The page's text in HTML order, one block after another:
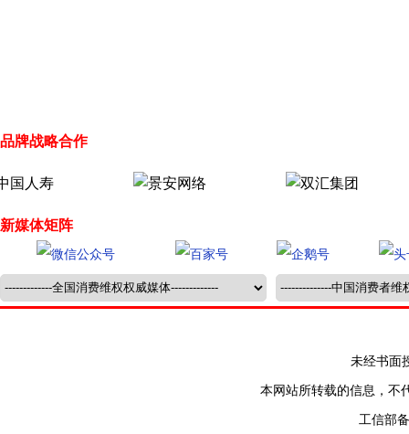
品牌战略合作
新媒体矩阵
未经书面
本网站所转载的信息，不
工信部